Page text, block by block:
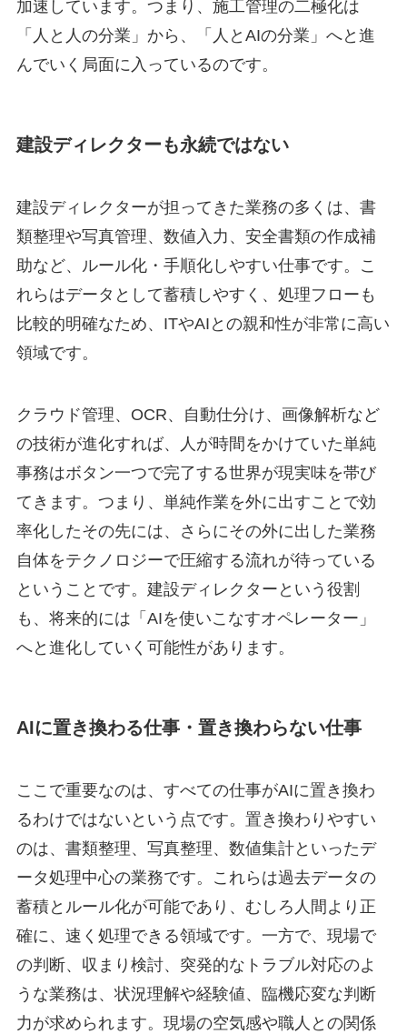
加速しています。つまり、施工管理の二極化は
「人と人の分業」から、「人とAIの分業」へと進
んでいく局面に入っているのです。
建設ディレクターも永続ではない
建設ディレクターが担ってきた業務の多くは、書
類整理や写真管理、数値入力、安全書類の作成補
助など、ルール化・手順化しやすい仕事です。こ
れらはデータとして蓄積しやすく、処理フローも
比較的明確なため、ITやAIとの親和性が非常に高い
領域です。
クラウド管理、OCR、自動仕分け、画像解析など
の技術が進化すれば、人が時間をかけていた単純
事務はボタン一つで完了する世界が現実味を帯び
てきます。つまり、単純作業を外に出すことで効
率化したその先には、さらにその外に出した業務
自体をテクノロジーで圧縮する流れが待っている
ということです。建設ディレクターという役割
も、将来的には「AIを使いこなすオペレーター」
へと進化していく可能性があります。
AIに置き換わる仕事・置き換わらない仕事
ここで重要なのは、すべての仕事がAIに置き換わ
るわけではないという点です。置き換わりやすい
のは、書類整理、写真整理、数値集計といったデ
ータ処理中心の業務です。これらは過去データの
蓄積とルール化が可能であり、むしろ人間より正
確に、速く処理できる領域です。一方で、現場で
の判断、収まり検討、突発的なトラブル対応のよ
うな業務は、状況理解や経験値、臨機応変な判断
力が求められます。現場の空気感や職人との関係